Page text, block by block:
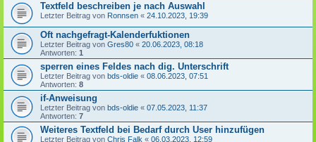
Textfeld beschreiben je nach Auswahl
Letzter Beitrag von Ronnsen « 24.10.2023, 19:39
Oft nachgefragt-Kalenderfuktionen
Letzter Beitrag von Gres80 « 20.06.2023, 08:18
Antworten: 1
sperren eines Feldes nach dig. Unterschrift
Letzter Beitrag von bds-oldie « 08.06.2023, 07:51
Antworten: 8
if-Anweisung
Letzter Beitrag von bds-oldie « 07.05.2023, 11:37
Antworten: 7
Weiteres Textfeld bei Bedarf durch User hinzufügen
Letzter Beitrag von Chris Falk « 06.03.2023, 12:59